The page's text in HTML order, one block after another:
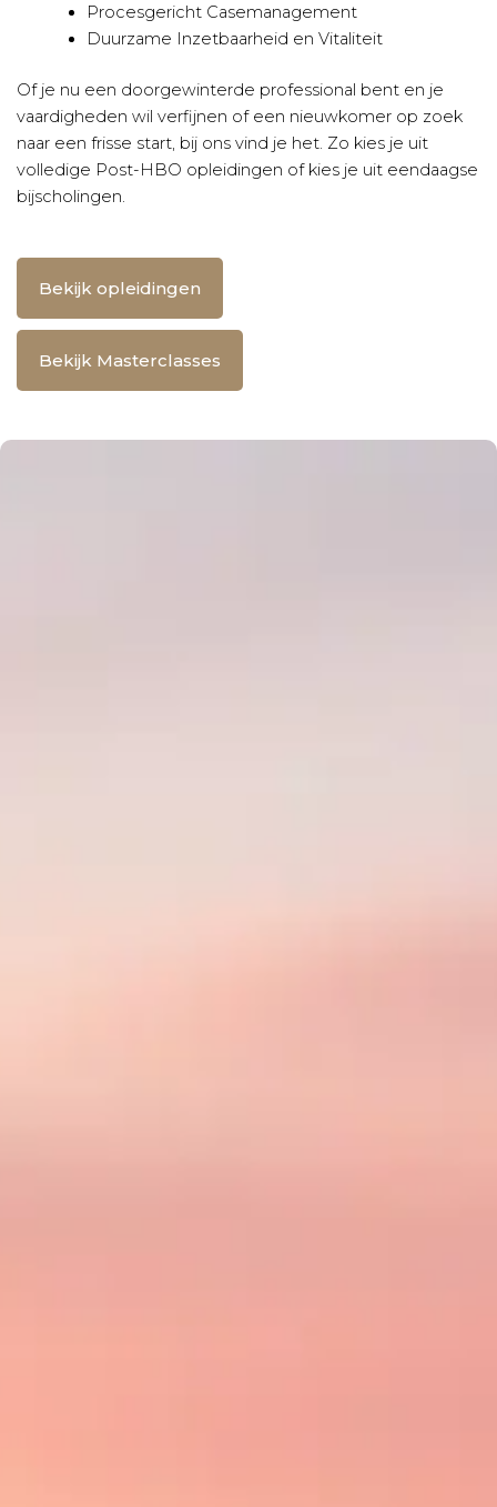
Procesgericht Casemanagement
Duurzame Inzetbaarheid en Vitaliteit
Of je nu een doorgewinterde professional bent en je
vaardigheden wil verfijnen of een nieuwkomer op zoek
naar een frisse start, bij ons vind je het. Zo kies je uit
volledige Post-HBO opleidingen of kies je uit eendaagse
bijscholingen.
Bekijk opleidingen
Bekijk Masterclasses